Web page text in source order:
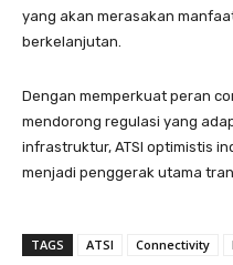
yang akan merasakan
berkelanjutan.
Dengan memperkuat peran
mendorong regulasi yang
infrastruktur, ATSI optimistis
menjadi penggerak utama
TAGS ATSI Connectivity